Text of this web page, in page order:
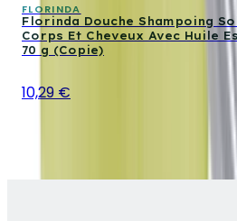
FLORINDA
Florinda Douche Shampoing
Corps Et Cheveux Avec Huile
70 g (Copie)
10,29 €